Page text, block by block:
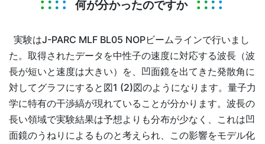
何が分かったのですか
実験はJ-PARC MLF BL05 NOPビームラインで行いまし
た。取得されたデータを中性子の速度に対応する波長（波
長が短いと速度は大きい）を、凹面鏡を出てきた発散角に
対してグラフにすると図1 (2)図のようになります。量子力
学に特有の干渉縞が現れていることが分かります。波長の
長い領域で実験結果は予想よりも分布が少なく、これは凹
面鏡のうねりによるものと考えられ、この影響をモデル化